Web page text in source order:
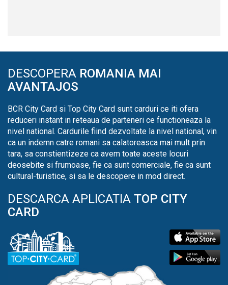
DESCOPERA ROMANIA MAI
AVANTAJOS
BCR City Card si Top City Card sunt carduri ce iti ofera
reduceri instant in reteaua de parteneri ce functioneaza la
nivel national. Cardurile fiind dezvoltate la nivel national, vin
ca un indemn catre romani sa calatoreasca mai mult prin
tara, sa constientizeze ca avem toate aceste locuri
deosebite si frumoase, fie ca sunt comerciale, fie ca sunt
cultural-turistice, si sa le descopere in mod direct.
DESCARCA APLICATIA TOP CITY
CARD